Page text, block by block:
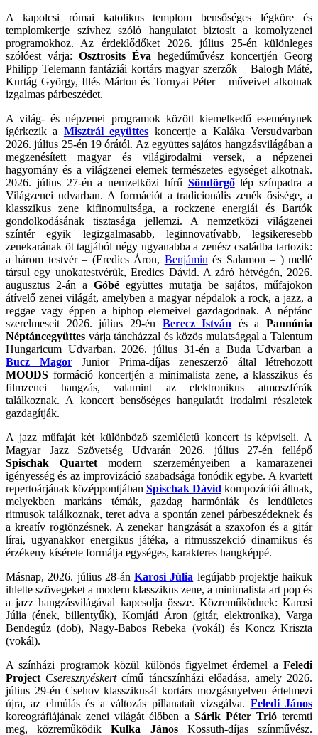
A kapolcsi római katolikus templom bensőséges légköre és
templomkertje szívhez szóló hangulatot biztosít a komolyzenei
programokhoz. Az érdeklődőket 2026. július 25-én különleges
szólóest várja: Osztrosits Éva hegedűművész koncertjén Georg
Philipp Telemann fantáziái kortárs magyar szerzők – Balogh Máté,
Kurtág György, Illés Márton és Tornyai Péter – műveivel alkotnak
izgalmas párbeszédet.
A világ- és népzenei programok között kiemelkedő eseménynek
ígérkezik a Misztrál együttes koncertje a Kaláka Versudvarban
2026. július 25-én 19 órától. Az együttes sajátos hangzásvilágában a
megzenésített magyar és világirodalmi versek, a népzenei
hagyomány és a világzenei elemek természetes egységet alkotnak.
2026. július 27-én a nemzetközi hírű Söndörgőlép színpadra a
Világzenei udvarban. A formációt a tradicionális zenék ősisége, a
klasszikus zene kifinomultsága, a rockzene energiái és Bartók
gondolkodásának tisztasága jellemzi. A nemzetközi világzenei
színtér egyik legizgalmasabb, leginnovatívabb, legsikeresebb
zenekarának öt tagjából négy ugyanabba a zenész családba tartozik:
a három testvér – (Eredics Áron, Benjámin és Salamon – ) mellé
társul egy unokatestvérük, Eredics Dávid. A záró hétvégén, 2026.
augusztus 2-án a Góbé együttes mutatja be sajátos, műfajokon
átívelő zenei világát, amelyben a magyar népdalok a rock, a jazz, a
reggae vagy éppen a hiphop elemeivel gazdagodnak. A néptánc
szerelmeseit 2026. július 29-én Berecz István és a Pannónia
Néptáncegyüttes várja táncházzal és közös mulatsággal a Talentum
Hungaricum Udvarban. 2026. július 31-én a Buda Udvarban a
Bucz MagorJunior Prima-díjas zeneszerző által létrehozott
MOODS formáció koncertjén a minimalista zene, a klasszikus és
filmzenei hangzás, valamint az elektronikus atmoszférák
találkoznak. A koncert bensőséges hangulatát irodalmi részletek
gazdagítják.
A jazz műfaját két különböző szemléletű koncert is képviseli. A
Magyar Jazz Szövetség Udvarán 2026. július 27-én fellépő
Spischak Quartet modern szerzeményeiben a kamarazenei
igényesség és az improvizáció szabadsága fonódik egybe. A kvartett
repertoárjának középpontjában Spischak Dávid kompozíciói állnak,
melyekben markáns témák, gazdag harmóniák és lendületes
ritmusok találkoznak, teret adva a spontán zenei párbeszédeknek és
a kreatív rögtönzésnek. A zenekar hangzását a szaxofon és a gitár
lírai, ugyanakkor energikus játéka, a ritmusszekció dinamikus és
érzékeny kísérete formálja egységes, karakteres hangképpé.
Másnap, 2026. július 28-án Karosi Júlia legújabb projektje haikuk
ihlette szövegeket a modern klasszikus zene, a minimalista art pop és
a jazz hangzásvilágával kapcsolja össze. Közreműködnek: Karosi
Júlia (ének, billentyűk), Komjáti Áron (gitár, elektronika), Varga
Bendegúz (dob), Nagy-Babos Rebeka (vokál) és Koncz Kriszta
(vokál).
A színházi programok közül különös figyelmet érdemel a Feledi
Project Cseresznyéskertcímű táncszínházi előadása, amely 2026.
július 29-én Csehov klasszikusát kortárs mozgásnyelven értelmezi
újra, az elmúlás és a változás pillanatait vizsgálva. Feledi János
koreográfiájának zenei világát élőben a Sárik Péter Trióteremti
meg, közreműködikKulka JánosKossuth-díjas színművész.